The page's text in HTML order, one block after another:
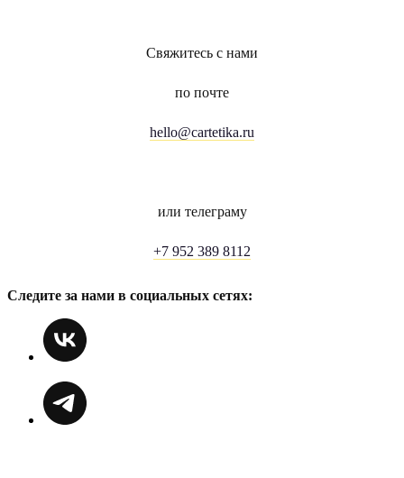
Свяжитесь с нами
по почте
hello@cartetika.ru
или телеграму
+7 952 389 8112
Следите за нами в социальных сетях: